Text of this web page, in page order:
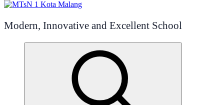
Modern, Innovative and Excellent School